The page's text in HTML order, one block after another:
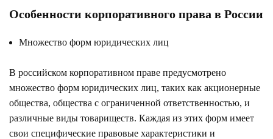
Особенности корпоративного права в России
Множество форм юридических лиц
В российском корпоративном праве предусмотрено
множество форм юридических лиц, таких как акционерные
общества, общества с ограниченной ответственностью, и
различные виды товариществ. Каждая из этих форм имеет
свои специфические правовые характеристики и